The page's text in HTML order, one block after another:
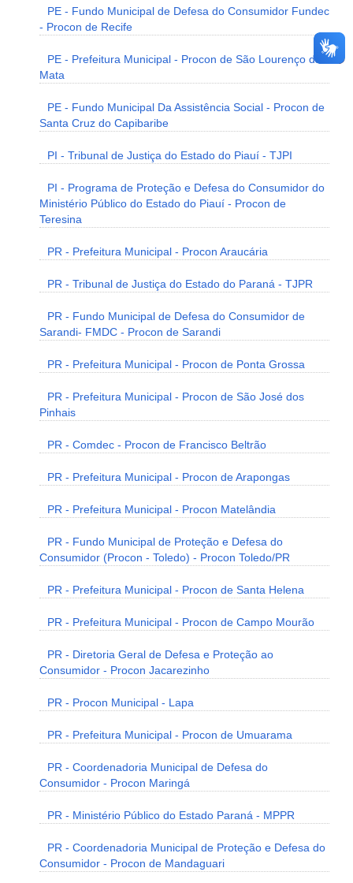
PE - Fundo Municipal de Defesa do Consumidor Fundec
- Procon de Recife
PE - Prefeitura Municipal - Procon de São Lourenço da
Mata
PE - Fundo Municipal Da Assistência Social - Procon de
Santa Cruz do Capibaribe
PI - Tribunal de Justiça do Estado do Piauí - TJPI
PI - Programa de Proteção e Defesa do Consumidor do
Ministério Público do Estado do Piauí - Procon de
Teresina
PR - Prefeitura Municipal - Procon Araucária
PR - Tribunal de Justiça do Estado do Paraná - TJPR
PR - Fundo Municipal de Defesa do Consumidor de
Sarandi- FMDC - Procon de Sarandi
PR - Prefeitura Municipal - Procon de Ponta Grossa
PR - Prefeitura Municipal - Procon de São José dos
Pinhais
PR - Comdec - Procon de Francisco Beltrão
PR - Prefeitura Municipal - Procon de Arapongas
PR - Prefeitura Municipal - Procon Matelândia
PR - Fundo Municipal de Proteção e Defesa do
Consumidor (Procon - Toledo) - Procon Toledo/PR
PR - Prefeitura Municipal - Procon de Santa Helena
PR - Prefeitura Municipal - Procon de Campo Mourão
PR - Diretoria Geral de Defesa e Proteção ao
Consumidor - Procon Jacarezinho
PR - Procon Municipal - Lapa
PR - Prefeitura Municipal - Procon de Umuarama
PR - Coordenadoria Municipal de Defesa do
Consumidor - Procon Maringá
PR - Ministério Público do Estado Paraná - MPPR
PR - Coordenadoria Municipal de Proteção e Defesa do
Consumidor - Procon de Mandaguari